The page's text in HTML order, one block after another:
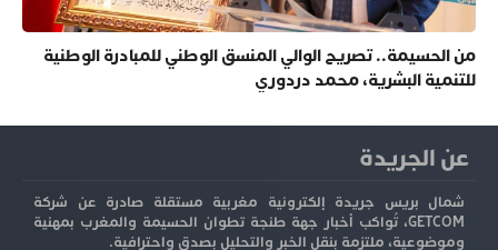
من الحسيمة.. تصريح الوالي المنسق الوطني للمبادرة الوطنية
للتنمية البشرية، محمد دردوري
عن الجريدة
شمال بريس جريدة إلكترونية مغربية مستقلة صادرة عن شركة
GETCOM، تُواكب أخبار جهة طنجة تطوان الحسيمة والمغرب بمهنية
وموضوعية، ملتزمة بنقل الخبر والتحليل بصدق واحترافية.